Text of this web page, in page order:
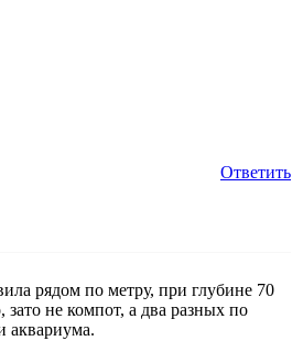
Ответить
рядом по метру, при глубине 70
не компот, а два разных по
аквариума.